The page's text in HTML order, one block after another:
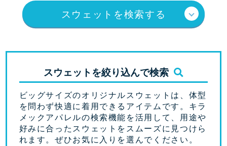
スウェットを検索する
スウェットを絞り込んで検索
ビッグサイズのオリジナルスウェットは、体型
を問わず快適に着用できるアイテムです。キラ
メックアパレルの検索機能を活用して、用途や
好みに合ったスウェットをスムーズに見つけら
れます。ぜひお気に入りを選んでください。